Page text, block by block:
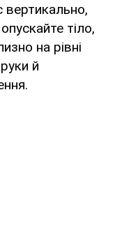
вертикально,
тіло,
на рівні
й